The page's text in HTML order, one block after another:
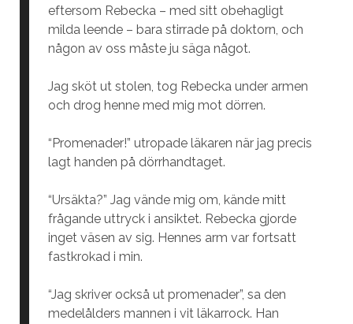
eftersom Rebecka – med sitt obehagligt
milda leende – bara stirrade på doktorn, och
någon av oss måste ju säga något.
Jag sköt ut stolen, tog Rebecka under armen
och drog henne med mig mot dörren.
“Promenader!” utropade läkaren när jag precis
lagt handen på dörrhandtaget.
“Ursäkta?” Jag vände mig om, kände mitt
frågande uttryck i ansiktet. Rebecka gjorde
inget väsen av sig. Hennes arm var fortsatt
fastkrokad i min.
“Jag skriver också ut promenader”, sa den
medelålders mannen i vit läkarrock. Han